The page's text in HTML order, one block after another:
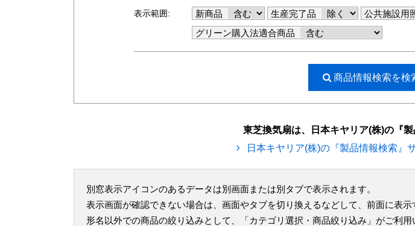
表示範囲: 新商品 生産完了品
公共施設用
グリーン購入法適合商品
商品情報検索を検
東芝換気扇は、日本キヤリア(株)の『
日本キヤリア(株)の『製品情報検索』
別窓表示アイコンのあるデータは別画面または別タブで表示されます。
表示画面が確認できない場合は、画面やタブを切り換えるなどして、前面に表示
形名以外での商品の絞り込みとして、「カテゴリ選択・商品絞り込み」がご利用